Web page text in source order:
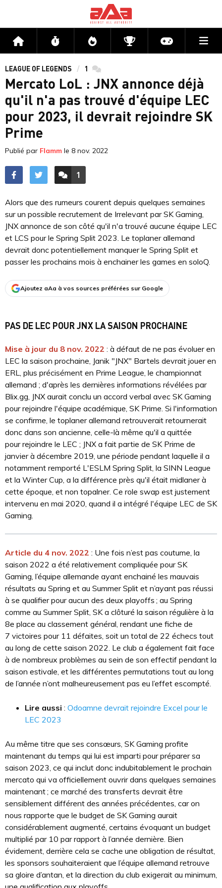
Accueil Flux Directs CompétitionsActu jeux
LEAGUE OF LEGENDS 1 commentaires
Mercato LoL : JNX annonce déjà
qu'il n'a pas trouvé d'équipe LEC
pour 2023, il devrait rejoindre SK
Prime
Publié par Flamm le 8 nov. 2022
ACCÉDER AUX
1
COMMENTAIRES
Alors que des rumeurs courent depuis quelques semaines
sur un possible recrutement de Irrelevant par SK Gaming,
JNX annonce de son côté qu'il n'a trouvé aucune équipe LEC
et LCS pour le Spring Split 2023. Le toplaner allemand
devrait donc potentiellement manquer le Spring Split et
passer les prochains mois à enchainer les games en soloQ.
Ajoutez aAa à vos sources préférées sur Google
PAS DE LEC POUR JNX LA SAISON PROCHAINE
Mise à jour du 8 nov. 2022 : à défaut de ne pas évoluer en
LEC la saison prochaine, Janik "JNX" Bartels devrait jouer en
ERL, plus précisément en Prime League, le championnat
allemand ; d'après les dernières informations révélées par
Blix.gg, JNX aurait conclu un accord verbal avec SK Gaming
pour rejoindre l'équipe académique, SK Prime. Si l'information
se confirme, le toplaner allemand retrouverait retournerait
donc dans son ancienne, celle-là même qu'il a quittée
pour rejoindre le LEC ; JNX a fait partie de SK Prime de
janvier à décembre 2019, une période pendant laquelle il a
notamment remporté L'ESLM Spring Split, la SINN League
et la Winter Cup, a la différence près qu'il était midlaner à
cette époque, et non topalner. Ce role swap est justement
intervenu en mai 2020, quand il a intégré l'équipe LEC de SK
Gaming.
Article du 4 nov. 2022 : Une fois n’est pas coutume, la
saison 2022 a été relativement compliquée pour SK
Gaming, l’équipe allemande ayant enchainé les mauvais
résultats au Spring et au Summer Split et n’ayant pas réussi
à se qualifier pour aucun des deux playoffs ; au Spring
comme au Summer Split, SK a clôturé la saison régulière à la
8e place au classement général, rendant une fiche de
7 victoires pour 11 défaites, soit un total de 22 échecs tout
au long de cette saison 2022. Le club a également fait face
à de nombreux problèmes au sein de son effectif pendant la
saison estivale, et les différentes permutations tout au long
de l’année n’ont malheureusement pas eu l’effet escompté.
Lire aussi : Odoamne devrait rejoindre Excel pour le
LEC 2023
Au même titre que ses consœurs, SK Gaming profite
maintenant du temps qui lui est imparti pour préparer sa
saison 2023, ce qui inclut donc indubitablement le prochain
mercato qui va officiellement ouvrir dans quelques semaines
maintenant ; ce marché des transferts devrait être
sensiblement différent des années précédentes, car on
nous rapporte que le budget de SK Gaming aurait
considérablement augmenté, certains évoquant un budget
multiplié par 10 par rapport à l’année dernière. Bien
évidement, derrière cela se cache une obligation de résultat,
les sponsors souhaiteraient que l’équipe allemand retrouve
sa gloire d’antan, et la direction du club exigerait au minimum,